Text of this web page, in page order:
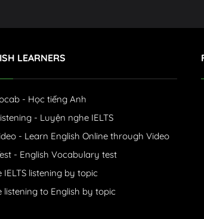
LEARNERS
- Học tiếng Anh
- Luyện nghe IELTS
- Learn English Online through Video
- English Vocabulary test
IELTS listening by topic
listening to English by topic